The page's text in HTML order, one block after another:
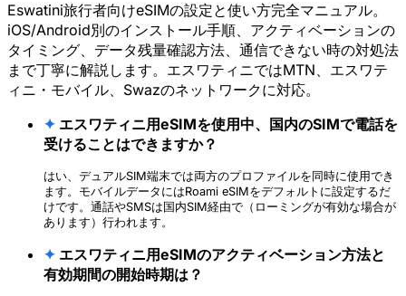
Eswatini旅行者向けeSIMの設定と使い方完全マニュアル。
iOS/Android別のインストール手順、アクティベーションの
タイミング、データ残量確認方法、通信できない時の対処法
まで丁寧に解説します。エスワティニではMTN、エスワテ
ィニ・モバイル、Swazのネットワークに対応。
✦ エスワティニ用eSIMを使用中、国内のSIMで電話を
受けることはできますか？
はい、デュアルSIM端末では両方のプロファイルを同時に使用でき
ます。モバイルデータにはRoami eSIMをデフォルトに設定するだ
けです。通話やSMSは国内SIM経由で（ローミングが有効な場合が
あります）行われます。
✦ エスワティニ用eSIMのアクティベーション方法と
有効期間の開始時期は？